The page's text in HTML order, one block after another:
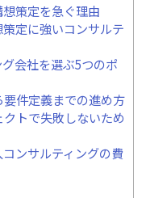
策定を急ぐ理由
定に強いコンサルテ
会社を選ぶ5つのポ
件定義までの進め方
トで失敗しないため
ンサルティングの費